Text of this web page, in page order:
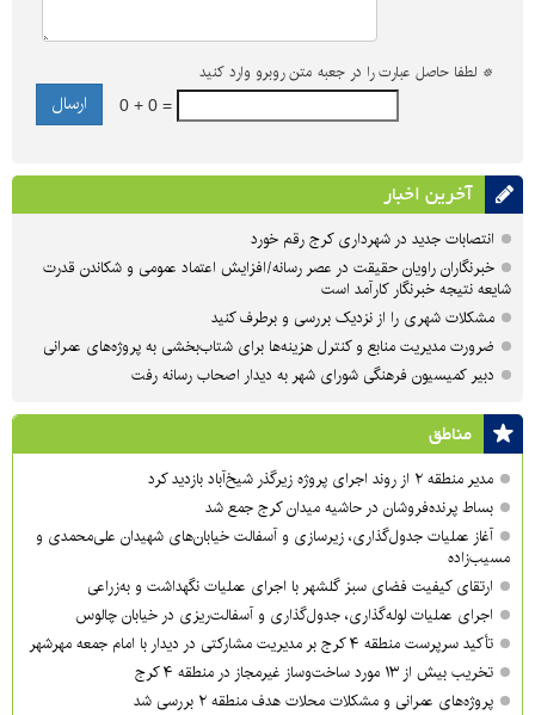
* لطفا حاصل عبارت را در جعبه متن روبرو وارد کنید
0 + 0 =
آخرین اخبار
انتصابات جدید در شهرداری کرج رقم خورد
خبرنگاران راویان حقیقت در عصر رسانه/افزایش اعتماد عمومی و شکاندن قدرت
شایعه نتیجه خبرنگار کارآمد است
مشکلات شهری را از نزدیک بررسی و برطرف کنید
ضرورت مدیریت منابع و کنترل هزینه‌ها برای شتاب‌بخشی به پروژه‌های عمرانی
دبیر کمیسیون فرهنگی شورای شهر به دیدار اصحاب رسانه رفت
مناطق
مدیر منطقه ۲ از روند اجرای پروژه زیرگذر شیخ‌آباد بازدید کرد
بساط پرنده‌فروشان در حاشیه میدان کرج جمع شد
آغاز عملیات جدول‌گذاری، زیرسازی و آسفالت خیابان‌های شهیدان علی‌محمدی و
مسیب‌زاده
ارتقای کیفیت فضای سبز گلشهر با اجرای عملیات نگهداشت و به‌زراعی
اجرای عملیات لوله‌گذاری، جدول‌گذاری و آسفالت‌ریزی در خیابان چالوس
تأکید سرپرست منطقه ۴ کرج بر مدیریت مشارکتی در دیدار با امام جمعه مهرشهر
تخریب بیش از ۱۳ مورد ساخت‌وساز غیرمجاز در منطقه ۴ کرج
پروژه‌های عمرانی و مشکلات محلات هدف منطقه ۲ بررسی شد